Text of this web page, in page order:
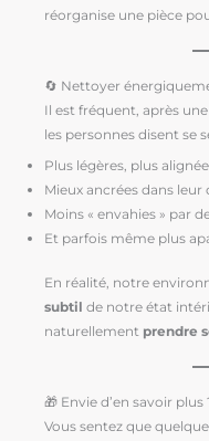
réorganise une pièce
🔄 Nettoyer
Il est fréquent, après
les personnes disent se
Plus légères, plus
Mieux ancrées dans leur
Moins « envahies » par
Et parfois même plus
En réalité, notre
subtil de notre état
naturellement prendre
🎁 Envie d’en savoir
Vous sentez que